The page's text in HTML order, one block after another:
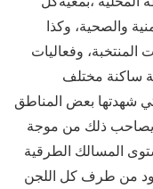
والصحية، وكذا
المنتخبة، وفعاليات
ساكنة مختلف
شهدتها بعض المناطق
يصاحب ذلك من موجة
المسالك الطرقية
من طرف كل اللجن